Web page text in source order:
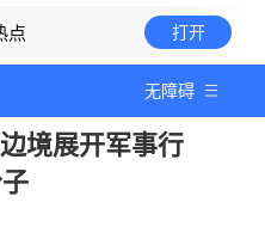
点 打开
无障碍
境展开军事行